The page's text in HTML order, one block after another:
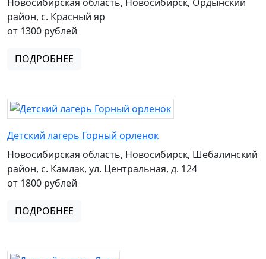
район, с. Красный яр
от 1300 рублей
ПОДРОБНЕЕ
Детский лагерь Горный орленок
Новосибирская область, Новосибирск, Шебалинский
район, с. Камлак, ул. Центральная, д. 124
от 1800 рублей
ПОДРОБНЕЕ